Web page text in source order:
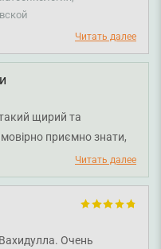
Спасибо большое, с
Читать далее
щирий та
приємно знати,
Ксенія Трушкіна
та доглянутої
підтримка лікаря
вам міцного
Читать далее
Очень